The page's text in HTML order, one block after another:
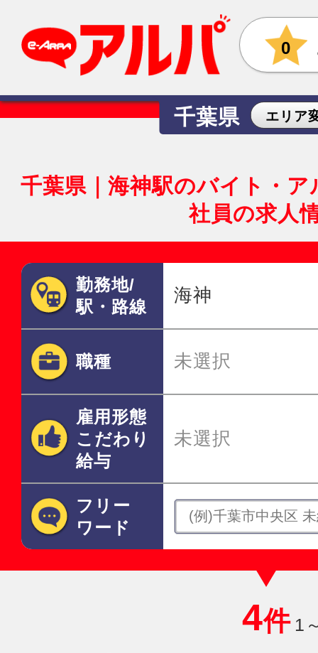
0
千葉県 エリア
千葉県｜海神駅のバイト・
社員の求人
勤務地/
駅・路線
海神
職種 未選択
雇用形態
こだわり
給与
未選択
フリー
ワード
4件 1